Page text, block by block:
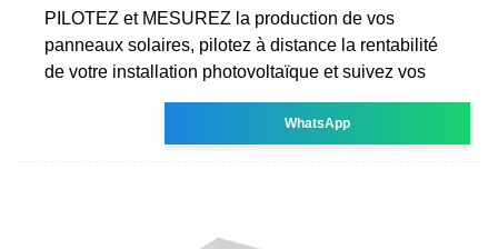
PILOTEZ et MESUREZ la production de vos
panneaux solaires, pilotez à distance la rentabilité
de votre installation photovoltaïque et suivez vos
WhatsApp